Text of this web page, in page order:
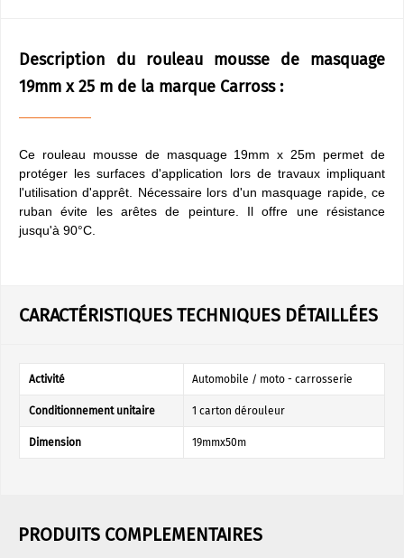
Description du rouleau mousse de masquage
19mm x 25 m de la marque Carross :
Ce rouleau mousse de masquage 19mm x 25m permet de
protéger les surfaces d'application lors de travaux impliquant
l'utilisation d'apprêt. Nécessaire lors d'un masquage rapide, ce
ruban évite les arêtes de peinture. Il offre une résistance
jusqu'à 90°C.
CARACTÉRISTIQUES TECHNIQUES DÉTAILLÉES
Activité Automobile / moto - carrosserie
Conditionnement unitaire 1 carton dérouleur
Dimension 19mmx50m
PRODUITS COMPLEMENTAIRES